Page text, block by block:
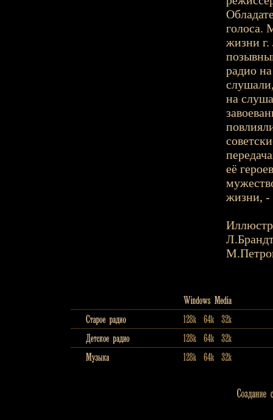
голоса.
жизни г.
радио
на
её
жизни, -